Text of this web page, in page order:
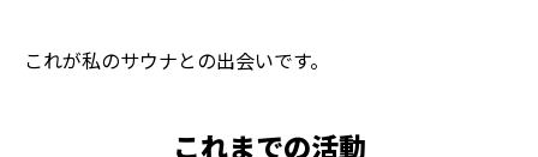
これが私のサウナとの出会いです。
これまでの活動